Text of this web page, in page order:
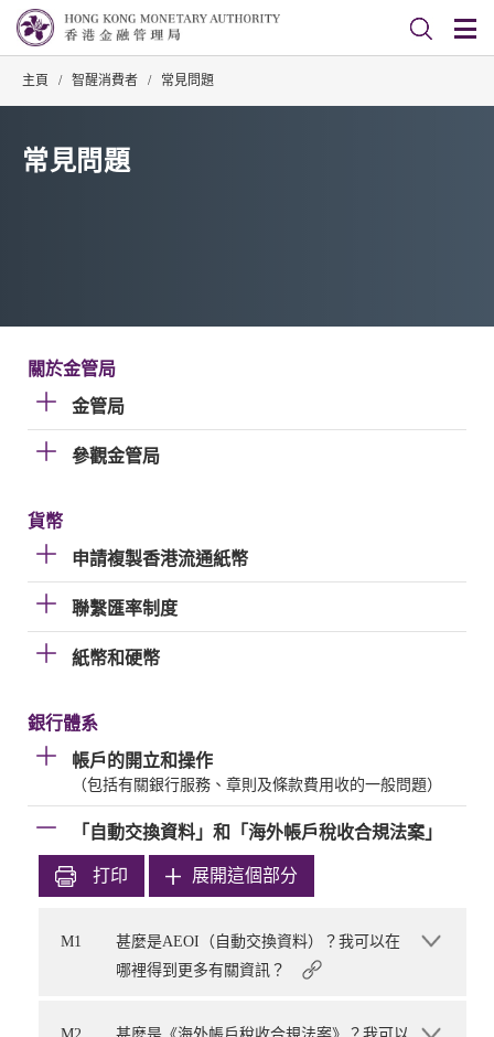
主頁 / 智醒消費者 / 常見問題
常見問題
關於金管局
金管局
參觀金管局
貨幣
申請複製香港流通紙幣
聯繫匯率制度
紙幣和硬幣
銀行體系
帳戶的開立和操作
（包括有關銀行服務、章則及條款費用收的一般問題）
「自動交換資料」和「海外帳戶稅收合規法案」
打印 展開這個部分
M1
甚麼是AEOI（自動交換資料）？我可以在
哪裡得到更多有關資訊？